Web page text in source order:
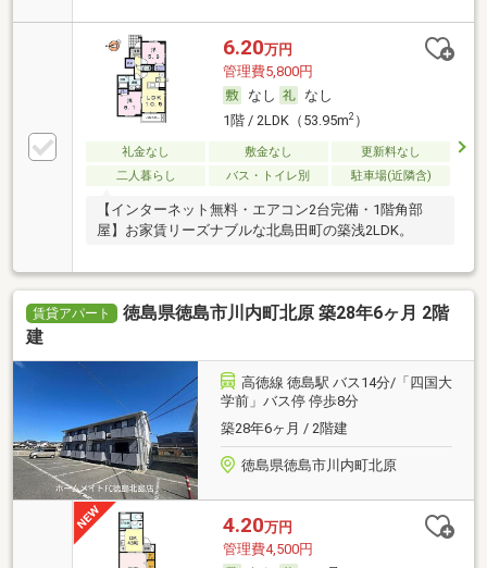
6.20万円
管理費5,800円
なし
なし
1階 / 2LDK（53.95m2）
礼金なし 敷金なし
更新料なし
二人暮らし
バス・トイレ別 駐車場(近隣含)
【インターネット無料・エアコン2台完備・1階角部
屋】お家賃リーズナブルな北島田町の築浅2LDK。
賃貸アパート
徳島県徳島市川内町北原 築28年6ヶ月 2階
建
高徳線 徳島駅 バス14分/「四国大
学前」バス停 停歩8分
築28年6ヶ月 / 2階建
徳島県徳島市川内町北原
4.20万円
管理費4,500円